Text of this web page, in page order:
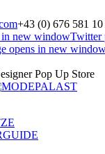
+43 (0) 676 581 10
in new windowTwitter
opens in new
Pop Up Store